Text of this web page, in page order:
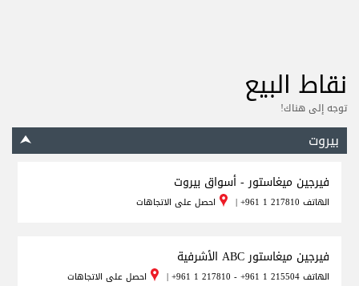
نقاط البيع
توجه إلى هناك!
بيروت
فيرجين ميغاستور - أسواق بيروت
الهاتف +961 1 217810
| احصل على الاتجاهات
فيرجين ميغاستور ABC الأشرفية
الهاتف+961 1 217810 - +961 1 215504
| احصل على الاتجاهات